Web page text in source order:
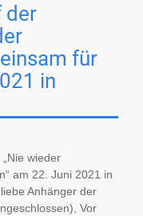
der
für
in
wieder
am 22. Juni 2021 in
Anhänger der
Vor